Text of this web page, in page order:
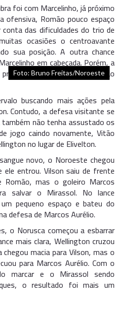
foi com Marcelinho, já próximo
ofensiva, Romão pouco espaço
das dificuldades do trio de
ocasiões o centroavante
sua posição. A outra chance
em cabeçada. Porém, a
tempo de pouca emoção
Foto: Bruno Freitas/Noroeste
buscando mais ações pela
Contudo, a defesa visitante se
não tenha assustado os
jogo caindo novamente, Vitão
no lugar de Elivelton.
novo, o Noroeste chegou
entrou. Vilson saiu de frente
mas o goleiro Marcos
salvar o Mirassol. No lance
pequeno espaço e bateu do
defesa de Marcos Aurélio.
o Norusca começou a esbarrar
mais clara, Wellington cruzou
macia para Vilson, mas o
para Marcos Aurélio. Com o
marcar e o Mirassol sendo
o resultado foi mais um